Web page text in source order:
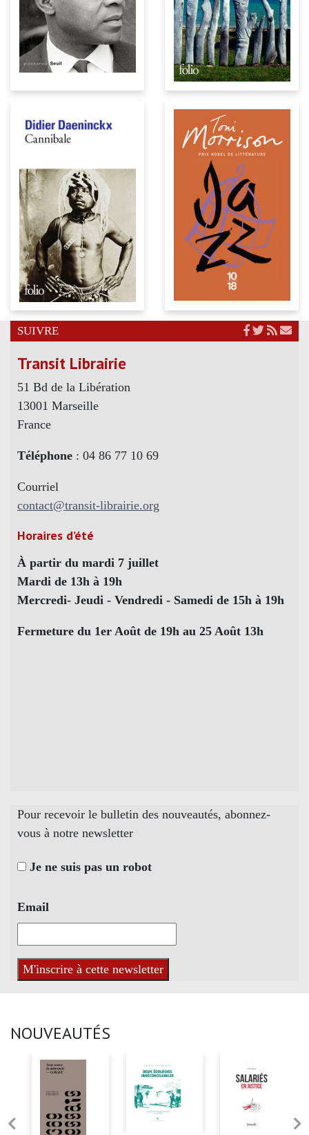
SUIVRE
Transit Librairie
51 Bd de la Libération
13001 Marseille
France
Téléphone : 04 86 77 10 69
Courriel
contact@transit-librairie.org
Horaires d’été
À partir du mardi 7 juillet
Mardi de 13h à 19h
Mercredi- Jeudi - Vendredi - Samedi de 15h à 19h
Fermeture du 1er Août de 19h au 25 Août 13h
Pour recevoir le bulletin des nouveautés, abonnez-
vous à notre newsletter
Je ne suis pas un robot
Email
NOUVEAUTÉS